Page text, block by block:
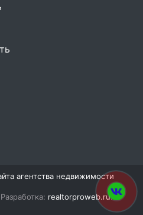
агентства недвижимости
realtorproweb.ru.